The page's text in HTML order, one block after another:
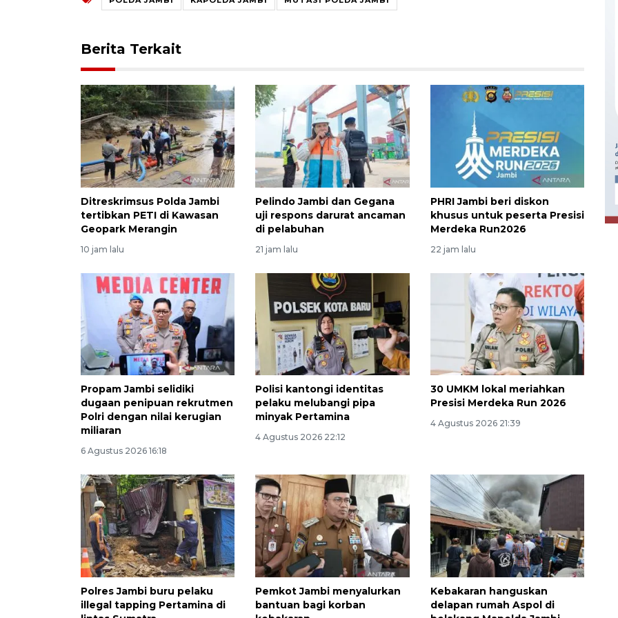
Berita Terkait
Ditreskrimsus Polda Jambi
tertibkan PETI di Kawasan
Geopark Merangin
10 jam lalu
Pelindo Jambi dan Gegana
uji respons darurat ancaman
di pelabuhan
21 jam lalu
PHRI Jambi beri diskon
khusus untuk peserta Presisi
Merdeka Run2026
22 jam lalu
Propam Jambi selidiki
dugaan penipuan rekrutmen
Polri dengan nilai kerugian
miliaran
6 Agustus 2026 16:18
Polisi kantongi identitas
pelaku melubangi pipa
minyak Pertamina
4 Agustus 2026 22:12
30 UMKM lokal meriahkan
Presisi Merdeka Run 2026
4 Agustus 2026 21:39
Polres Jambi buru pelaku
illegal tapping Pertamina di
Pemkot Jambi menyalurkan
bantuan bagi korban
Kebakaran hanguskan
delapan rumah Aspol di
Ekonomi triwulan II-2026
tumbuh 5,29 persen
2026-08-06 18:45:00